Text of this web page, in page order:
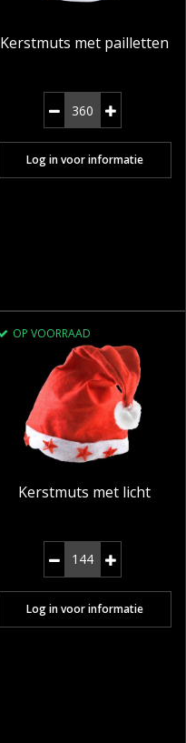
Kerstmuts met pailletten
Log in voor informatie
OP VOORRAAD
Kerstmuts met licht
Log in voor informatie